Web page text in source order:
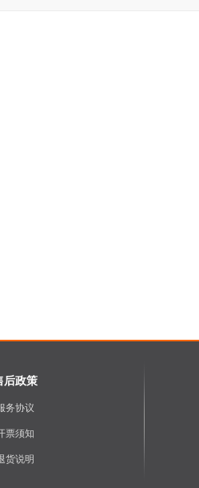
后政策
务协议
票须知
货说明